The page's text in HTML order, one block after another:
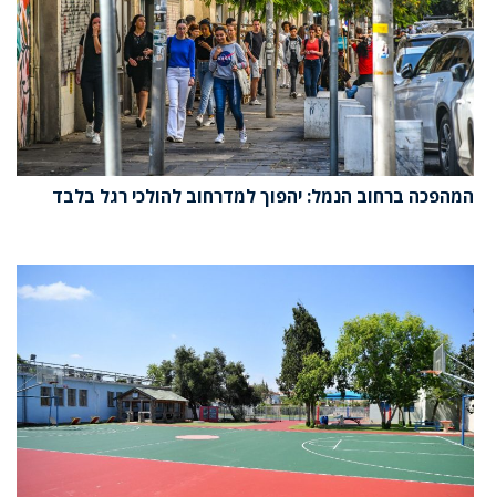
המהפכה ברחוב הנמל: יהפוך למדרחוב להולכי רגל בלבד